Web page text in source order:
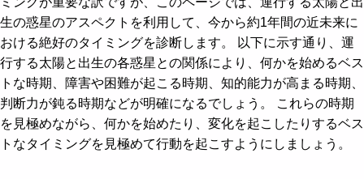
生の惑星のアスペクトを利用して、今から約1年間の近未来に
おける絶好のタイミングを診断します。 以下に示す通り、運
行する太陽と出生の各惑星との関係により、何かを始めるベス
トな時期、障害や困難が起こる時期、知的能力が高まる時期、
判断力が鈍る時期などが明確になるでしょう。 これらの時期
を見極めながら、何かを始めたり、変化を起こしたりするベス
トなタイミングを見極めて行動を起こすようにしましょう。